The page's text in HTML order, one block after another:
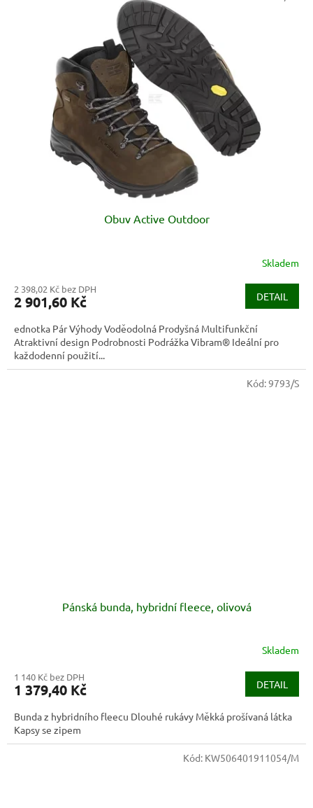
Obuv Active Outdoor
Skladem
2 398,02 Kč bez DPH
2 901,60 Kč DETAIL
ednotka Pár Výhody Voděodolná Prodyšná Multifunkční
Atraktivní design Podrobnosti Podrážka Vibram® Ideální pro
každodenní použití...
Pánská bunda, hybridní fleece, olivová
Skladem
1 140 Kč bez DPH
1 379,40 Kč DETAIL
Bunda z hybridního fleecu Dlouhé rukávy Měkká prošívaná látka
Kapsy se zipem
Kód:9793/S
Kód: KW506401911054/M